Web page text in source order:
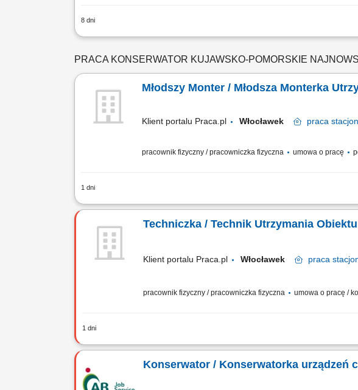
8 dni
Odświeżanie i renowacja domków kempingowych na podstawie
PRACA KONSERWATOR KUJAWSKO-POMORSKIE
Młodszy Monter / Młodsza Monterka
Klient portalu Praca.pl Włocławek praca
pracownik fizyczny / pracowniczka fizyczna umowa o pracę
1 dni
Wykonywanie przeglądów i bieżącej konserwacji maszyn oraz
Techniczka / Technik Utrzymania Obiektu
Klient portalu Praca.pl Włocławek praca
pracownik fizyczny / pracowniczka fizyczna umowa o pracę /
1 dni
Bieżąca obsługa techniczna obiektu i kontrola prawidłowego
Konserwator / Konserwatorka urządzeń